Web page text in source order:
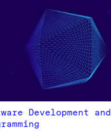
Development and